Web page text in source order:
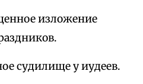
изложение
судилище у иудеев.